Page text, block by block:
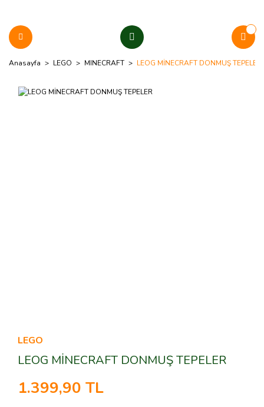
Anasayfa LEGO MINECRAFT LEOG MİNECRAFT DONMUŞ TEPELER
LEGO
LEOG MİNECRAFT DONMUŞ TEPELER
1.399,90 TL